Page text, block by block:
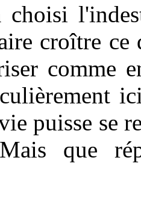
croître ce
comme
puisse se
que